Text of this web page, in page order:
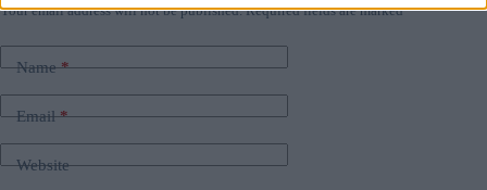
Your email address will not be published. Required fields are marked*
Name*
Email*
Website